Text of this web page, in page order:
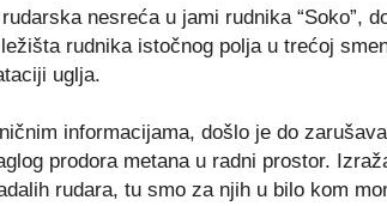
nesreća u jami rudnika “Soko”,
rudnika istočnog polja u trećoj
uglja.
informacijama, došlo je do
prodora metana u radni prostor.
rudara, tu smo za njih u bilo kom